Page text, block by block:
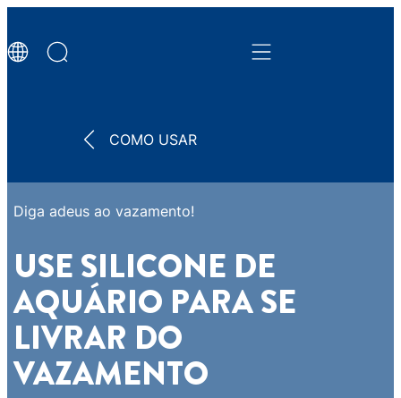
COMO USAR
Diga adeus ao vazamento!
USE SILICONE DE
AQUÁRIO PARA SE
LIVRAR DO
VAZAMENTO